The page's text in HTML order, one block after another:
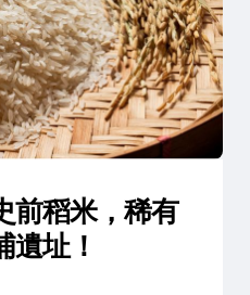
前稻米，稀有
遺址！